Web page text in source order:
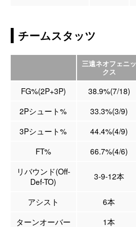
チームスタッツ
三遠ネオフェニッ
クス
FG%(2P+3P) 38.9%(7/18)
2Pシュート%
33.3%(3/9)
3Pシュート%
44.4%(4/9)
FT%
66.7%(4/6)
リバウンド(Off-
Def-TO)
3-9-12本
アシスト 6本
ターンオーバー
1本